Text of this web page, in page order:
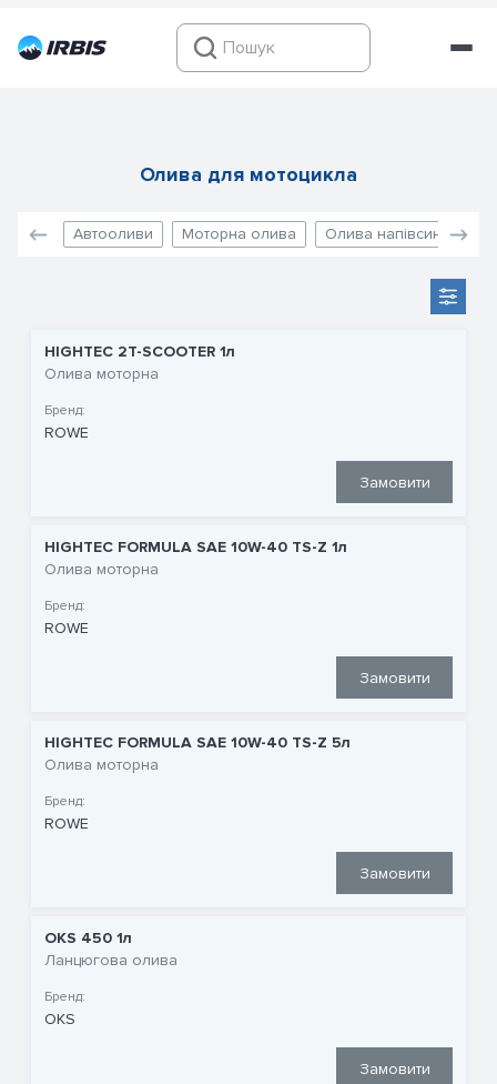
Олива для мотоцикла
Автооливи Моторна олива Олива напівсинтетика
HIGHTEC 2T-SCOOTER 1л
Олива моторна
Бренд:
ROWE
Замовити
HIGHTEC FORMULA SAE 10W-40 TS-Z 1л
Олива моторна
Бренд:
ROWE
Замовити
HIGHTEC FORMULA SAE 10W-40 TS-Z 5л
Олива моторна
Бренд:
ROWE
Замовити
OKS 450 1л
Ланцюгова олива
Бренд:
OKS
Замовити